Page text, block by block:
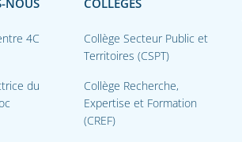
NOUS
4C
du
COLLÈGES
Collège Secteur Public et
Territoires (CSPT)
Collège Recherche,
Expertise et Formation
(CREF)